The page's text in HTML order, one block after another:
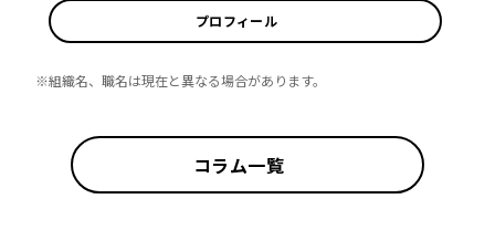
プロフィール
※組織名、職名は現在と異なる場合があります。
コラム一覧